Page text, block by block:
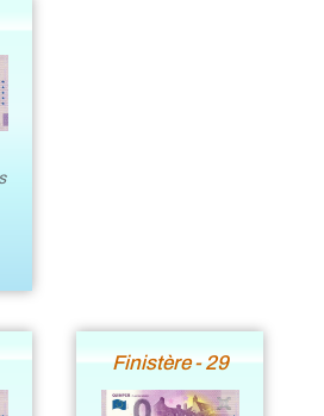
Finistère - 29